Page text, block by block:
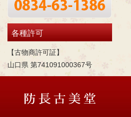
各種許可
【古物商許可証】
山口県 第741091000367号